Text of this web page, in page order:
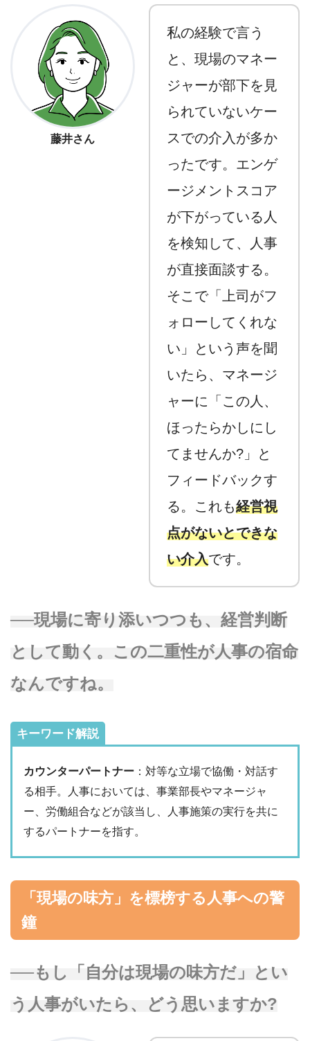
藤井さん
私の経験で言う
と、現場のマネー
ジャーが部下を見
られていないケー
スでの介入が多か
ったです。エンゲ
ージメントスコア
が下がっている人
を検知して、人事
が直接面談する。
そこで「上司がフ
ォローしてくれな
い」という声を聞
いたら、マネージ
ャーに「この人、
ほったらかしにし
てませんか?」と
フィードバックす
る。これも経営視
点がないとできな
い介入です。
──現場に寄り添いつつも、経営判断
として動く。この二重性が人事の宿命
なんですね。
キーワード解説
カウンターパートナー ：対等な立場で協働・対話す
る相手。人事においては、事業部長やマネージャ
ー、労働組合などが該当し、人事施策の実行を共に
するパートナーを指す。
「現場の味方」を標榜する人事への警
鐘
──もし「自分は現場の味方だ」とい
う人事がいたら、どう思いますか?